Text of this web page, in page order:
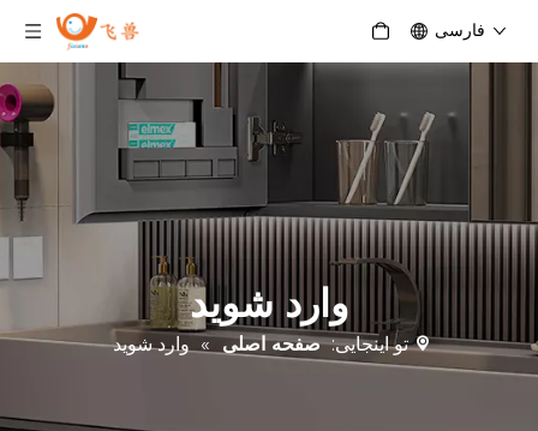
فارسی
وارد شوید
تو اینجایی: صفحه اصلی » وارد شوید